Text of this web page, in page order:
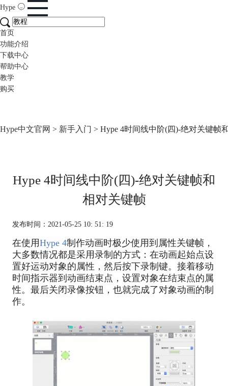
Hype
首页
功能介绍
下载中心
帮助中心
教学
购买
Hype中文官网 > 新手入门 > Hype 4时间线中阶(四)-绝对关键帧
Hype 4时间线中阶(四)-绝对关键帧和
相对关键帧
发布时间：2021-05-25 10: 51: 19
在使用Hype 4制作动画时极少使用到属性关键帧，
大多数情况都是采用录制的方式：在动画起始点设
置好运动对象的属性，然后按下录制键。接着移动
时间指示器到动画结束点，设置对象在结束点的属
性。最后关闭录像按钮，也就完成了对象动画的制
作。